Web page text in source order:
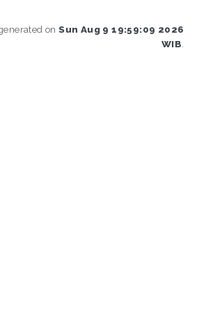
onSun Aug 9 19:59:09 2026
WIB